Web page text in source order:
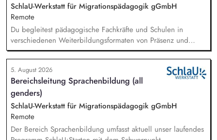
SchlaU-Werkstatt für Migrationspädagogik gGmbH
Remote
Du begleitest pädagogische Fachkräfte und Schulen in
verschiedenen Weiterbildungsformaten von Präsenz und
Online-Workshops bis hin zu pädogischen Tagen und erstellst
Online-Selbstlernkurse für unsere Plattform schlau-lernen.org.
Die inhaltlichen Schwerpunkte liegen dabei auf den
Bereichen Lesen lernen, Mehrsprachigkeitsbewusstsein und
Alphabetisierung in der Grundschule.
5. August 2026
Bereichsleitung Sprachenbildung (all
genders)
SchlaU-Werkstatt für Migrationspädagogik gGmbH
Remote
Der Bereich Sprachenbildung umfasst aktuell unser laufendes